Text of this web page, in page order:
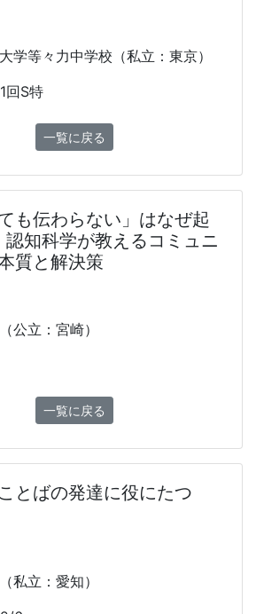
学等々力中学校（私立：東京）
回S特
一覧に戻る
も伝わらない」はなぜ起
認知科学が教えるコミュニ
質と解決策
公立：宮崎）
一覧に戻る
とばの発達に役にたつ
私立：愛知）